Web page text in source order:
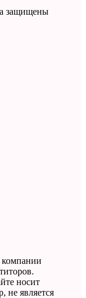
защищены
носит
не является